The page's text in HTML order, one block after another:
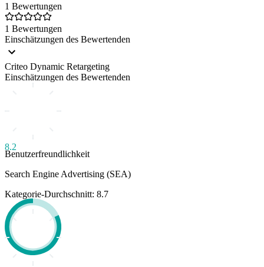
1 Bewertungen
1 Bewertungen
Einschätzungen des Bewertenden
Criteo Dynamic Retargeting
Einschätzungen des Bewertenden
8.2
Benutzerfreundlichkeit
Search Engine Advertising (SEA)
Kategorie-Durchschnitt: 8.7